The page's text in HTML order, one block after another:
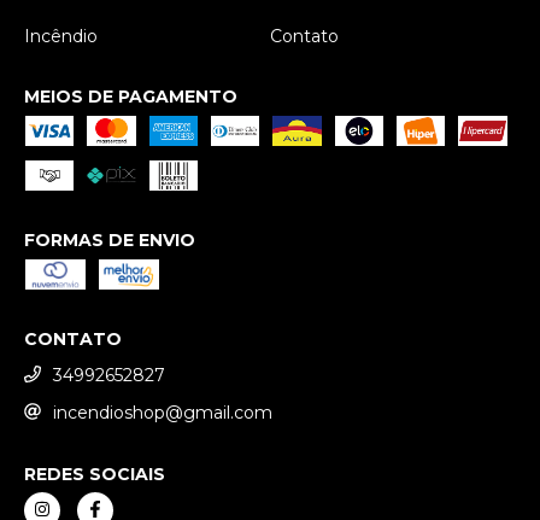
Incêndio Contato
MEIOS DE PAGAMENTO
FORMAS DE ENVIO
CONTATO
34992652827
incendioshop@gmail.com
REDES SOCIAIS